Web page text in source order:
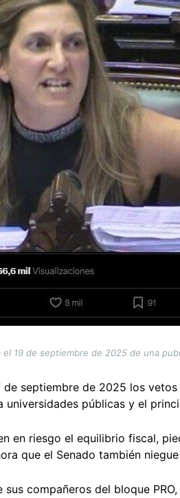
el 19 de septiembre de 2025 de una
de septiembre de 2025 los
universidades públicas y el
en riesgo el equilibrio fiscal,
que el Senado también
sus compañeros del bloque